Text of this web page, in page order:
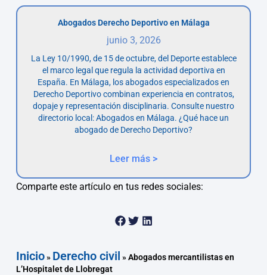
Abogados Derecho Deportivo en Málaga
junio 3, 2026
La Ley 10/1990, de 15 de octubre, del Deporte establece
el marco legal que regula la actividad deportiva en
España. En Málaga, los abogados especializados en
Derecho Deportivo combinan experiencia en contratos,
dopaje y representación disciplinaria. Consulte nuestro
directorio local: Abogados en Málaga. ¿Qué hace un
abogado de Derecho Deportivo?
Leer más >
Comparte este artículo en tus redes sociales:
Inicio» Derecho civil »Abogados mercantilistas en
L’Hospitalet de Llobregat